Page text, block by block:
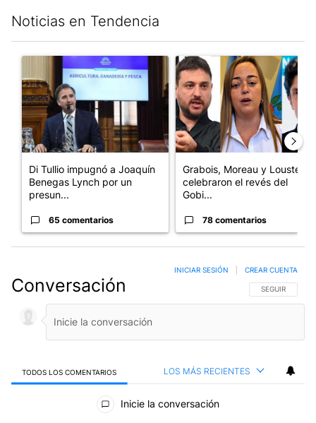
Noticias en Tendencia
Un artículo de tendencia con el título "Di Tullio impugnó a
Di Tullio impugnó a Joaquín
Benegas Lynch por un
presun...
65 comentarios
Un artículo de tendencia con
Grabois, Moreau y Lousteau
celebraron el revés del
Gobi...
78 comentarios
Conversación SIGA ESTA
SEGUIR
INICIAR SESIÓN CREAR CUENTA
TODOS LOS COMENTARIOS LOS MÁS RECIENTES
Todos los comentarios
Inicie la conversación